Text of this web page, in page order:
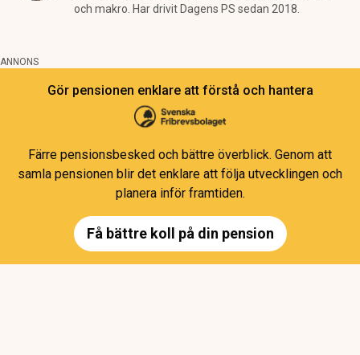
och makro. Har drivit Dagens PS sedan 2018.
ANNONS
Gör pensionen enklare att förstå och hantera
Färre pensionsbesked och bättre överblick. Genom att
samla pensionen blir det enklare att följa utvecklingen och
planera inför framtiden.
Få bättre koll på din pension